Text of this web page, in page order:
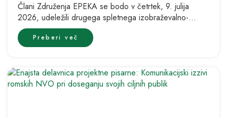
Člani Združenja EPEKA se bodo v četrtek, 9. julija
2026, udeležili drugega spletnega izobraževalno-
ozaveščevalnega usposabljanja v okviru projekta
Nacionalne platforme...
Preberi več